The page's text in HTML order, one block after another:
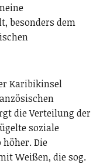
besonders dem
Karibikinsel
die Verteilung der
soziale
Die
Weißen, die sog.